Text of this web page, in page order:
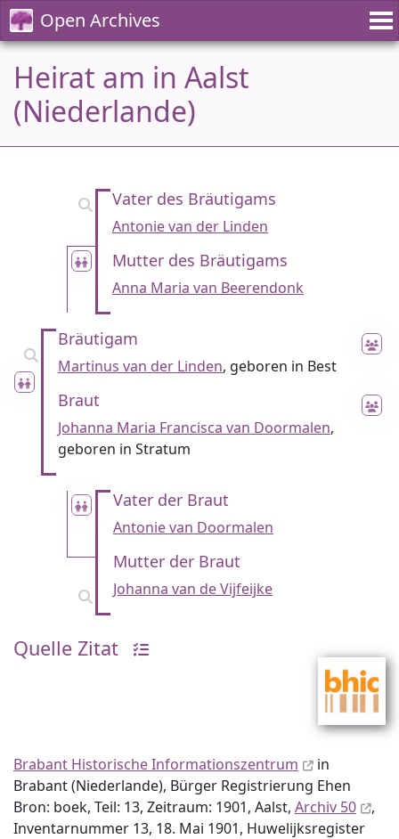
Open Archives
Heirat am in Aalst
(Niederlande)
Vater des Bräutigams
Antonie van der Linden
Mutter des Bräutigams
Anna Maria van Beerendonk
Bräutigam
Martinus van der Linden, geboren in Best
Braut
Johanna Maria Francisca van Doormalen,
geboren in Stratum
Vater der Braut
Antonie van Doormalen
Mutter der Braut
Johanna van de Vijfeijke
Quelle Zitat
Brabant Historische Informationszentrum
in
Brabant (Niederlande), Bürger Registrierung Ehen
Bron: boek, Teil: 13, Zeitraum: 1901, Aalst, Archiv 50
,
Inventar­nummer 13, 18. Mai 1901, Huwelijksregister